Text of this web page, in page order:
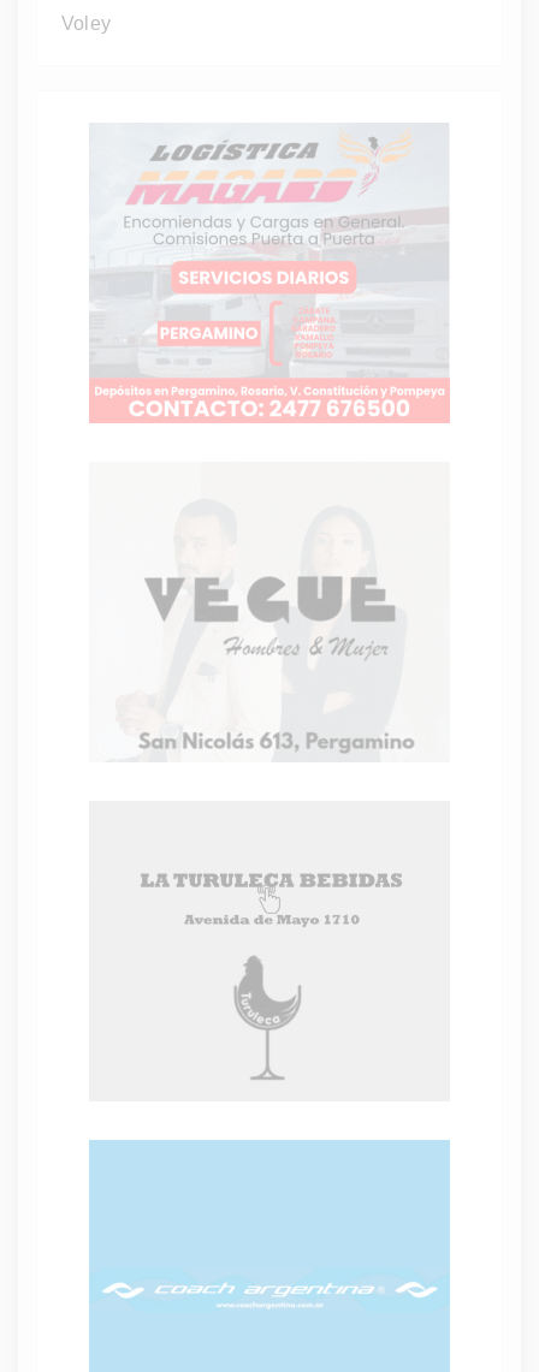
Voley